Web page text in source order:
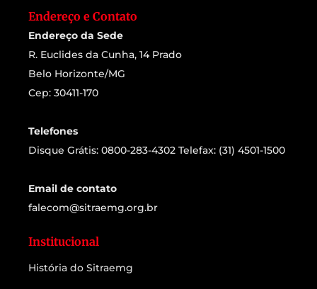
Endereço e Contato
Endereço da Sede
R. Euclides da Cunha, 14 Prado
Belo Horizonte/MG
Cep: 30411-170
Telefones
Disque Grátis: 0800-283-4302 Telefax: (31) 4501-1500
Email de contato
falecom@sitraemg.org.br
Institucional
História do Sitraemg